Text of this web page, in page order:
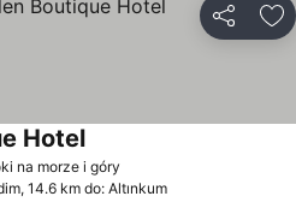
na morze i góry
Hotel
14.6 km do: Altınkum